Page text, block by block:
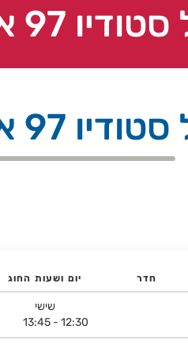
- אקרובטיקה 1 יום שישי
- אקרובטיקה 1 יום שישי
חדר יום ושעות החוג
שישי
13:45 - 12:30